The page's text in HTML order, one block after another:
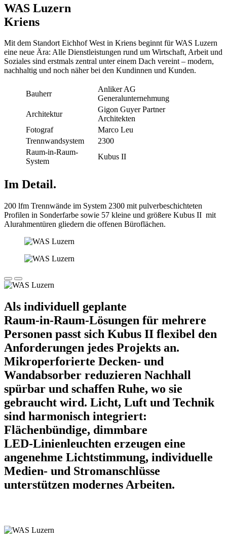
WAS Luzern
Kriens
Mit dem Standort Eichhof West in Kriens beginnt für WAS Luzern
eine neue Ära: Alle Dienstleistungen rund um Wirtschaft, Arbeit und
Soziales sind erstmals zentral unter einem Dach vereint – modern,
nachhaltig und noch näher bei den Kundinnen und Kunden.
Bauherr
Anliker AG
Generalunternehmung
Architektur
Gigon Guyer Partner
Architekten
Fotograf
Marco Leu
Trennwandsystem
2300
Raum-in-Raum-
System
Kubus II
Im Detail.
200 lfm Trennwände im System 2300 mit pulverbeschichteten
Profilen in Sonderfarbe sowie 57 kleine und größere Kubus II mit
Alurahmentüren gliedern die offenen Büroflächen.
Als individuell geplante
Raum‑in‑Raum‑Lösungen für mehrere
Personen passt sich Kubus II flexibel den
Anforderungen jedes Projekts an.
Mikroperforierte Decken- und
Wandabsorber reduzieren Nachhall
spürbar und schaffen Ruhe, wo sie
gebraucht wird. Licht, Luft und Technik
sind harmonisch integriert:
Flächenbündige, dimmbare
LED‑Linienleuchten erzeugen eine
angenehme Lichtstimmung, individuelle
Medien- und Stromanschlüsse
unterstützen modernes Arbeiten.